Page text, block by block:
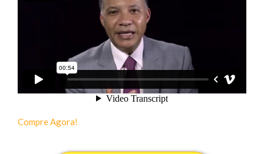
Compre Agora!